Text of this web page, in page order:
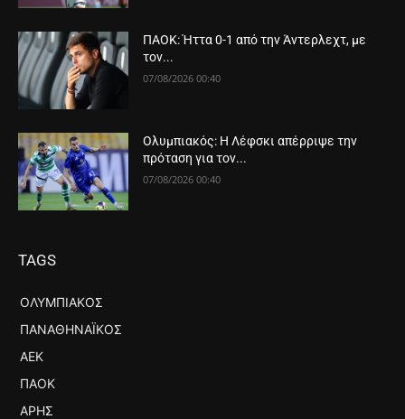
ΠΑΟΚ: Ήττα 0-1 από την Άντερλεχτ, με
τον...
07/08/2026 00:40
Ολυμπιακός: Η Λέφσκι απέρριψε την
πρόταση για τον...
07/08/2026 00:40
TAGS
ΟΛΥΜΠΙΑΚΌΣ
ΠΑΝΑΘΗΝΑΪΚΌΣ
ΑΕΚ
ΠΑΟΚ
ΆΡΗΣ